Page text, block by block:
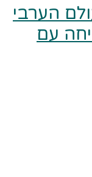
הערבי
בכאן 11 בשיחה עם